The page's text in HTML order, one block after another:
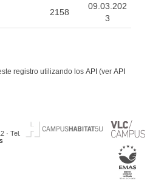
2158
09.03.202
3
registro utilizando los API (ver API
· Tel.